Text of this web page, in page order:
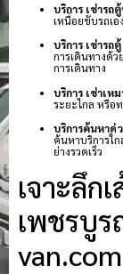
บริการ เช่าร
เหนื่อยขับรถเ
บริการ เช่าร
การเดินทางด้
การเดินทาง
บริการ เช่าเห
ระยะไกล หรือ
บริการค้นหาด่
ค้นหาบริการใ
ย่างรวดเร็ว
เจาะลึก
เพชรบู
van.com